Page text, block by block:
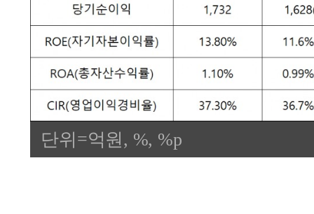
단위=억원, %, %p